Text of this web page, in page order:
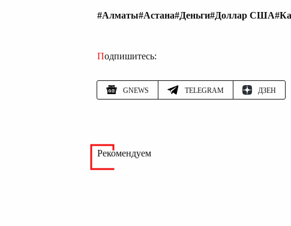
#Алматы#Астана#Деньги#Доллар США
Подпишитесь:
GNEWS TELEGRAM ДЗЕН
Рекомендуем